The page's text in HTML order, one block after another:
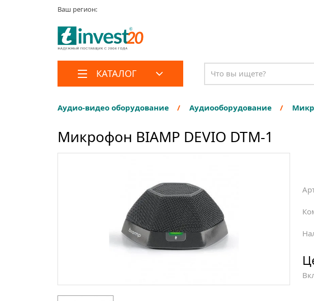
Ваш регион:
КАТАЛОГ
Аудио-видео оборудование Аудиооборудование
Микрофон BIAMP DEVIO DTM-1